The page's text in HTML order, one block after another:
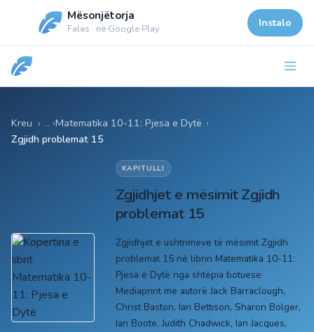
Mësonjëtorja
Falas · në Google Play Instalo
Kreu Matematika 10-11: Pjesa e Dytë ›
Zgjidh problemat 15
KAPITULLI
Zgjidhjet e mësimit Zgjidh
problemat 15
Zgjidhjet e ushtrimeve të mësimit Zgjidh
problemat 15 në librin Matematika 10-11:
Pjesa e Dytë nga shtëpia botuese
Mediaprint me autorë Jack Barraclough,
Christ Baston, Ian Bettison, Sharon Bolger,
Ian Boote, Judith Chadwick, Ian Jacques,